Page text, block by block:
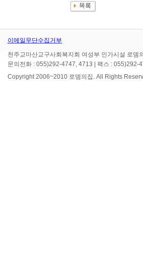
이메일무단수집거부
천주교마산교구사회복지회 여성부 인가시설 로뎀
문의전화 : 055)292-4747, 4713 | 팩스 : 055)292-
Copyright 2006~2010 로뎀의집. All Rights